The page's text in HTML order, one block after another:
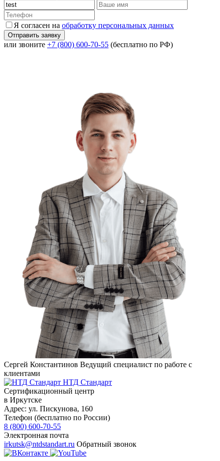
Я согласен на обработку персональных данных
или звоните +7 (800) 600-70-55 (бесплатно по РФ)
Сергей Константинов Ведущий специалист по работе с
клиентами
НТД Стандарт
Сертификационный центр
в Иркутске
Адрес: ул. Пискунова, 160
Телефон (бесплатно по России)
8 (800) 600-70-55
Электронная почта
irkutsk@ntdstandart.ru Обратный звонок